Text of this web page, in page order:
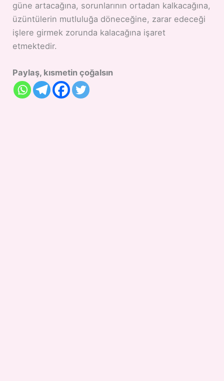
güne artacağına, sorunlarının ortadan kalkacağına,
üzüntülerin mutluluğa döneceğine, zarar edeceği
işlere girmek zorunda kalacağına işaret
etmektedir.
Paylaş, kısmetin çoğalsın